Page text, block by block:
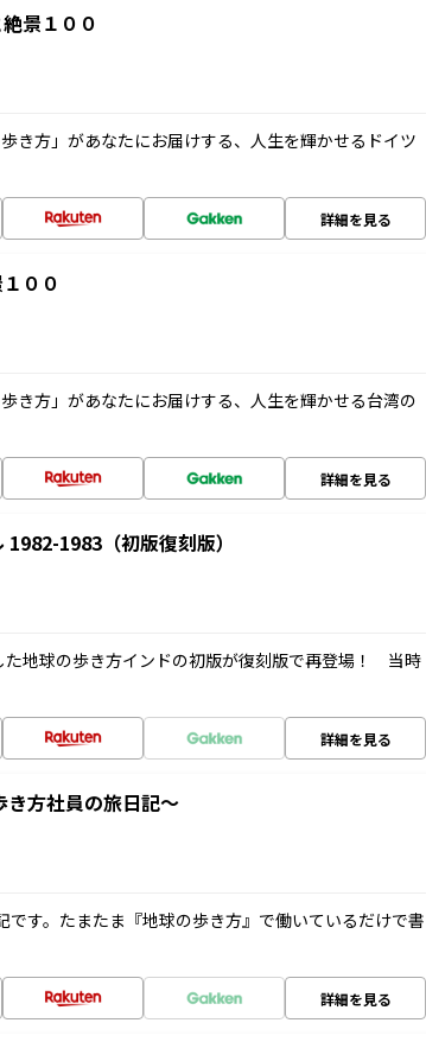
景１００
き方」があなたにお届けする、人生を輝かせるドイツ
詳細を見る
００
き方」があなたにお届けする、人生を輝かせる台湾の
詳細を見る
1983（初版復刻版）
た地球の歩き方インドの初版が復刻版で再登場！ 当時
詳細を見る
方社員の旅日記～
す。たまたま『地球の歩き方』で働いているだけで書
詳細を見る